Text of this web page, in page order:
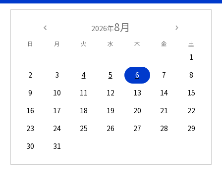
2026年8月
日 月 火 水 木 金 土
1
2
3 4 5 6 7
8
9
10 11 12 13 14
15
16
17 18 19 20 21
22
23
24 25 26 27 28
29
30
31